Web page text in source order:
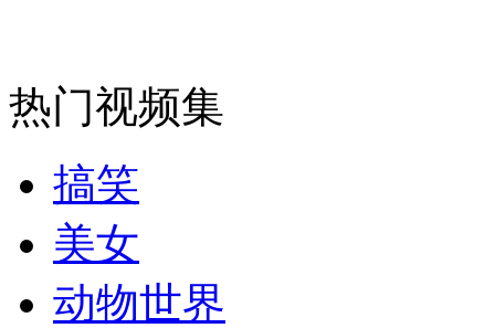
走！跟着总书记去植树
消防员救轻生者
热门视频集
搞笑
美女
动物世界